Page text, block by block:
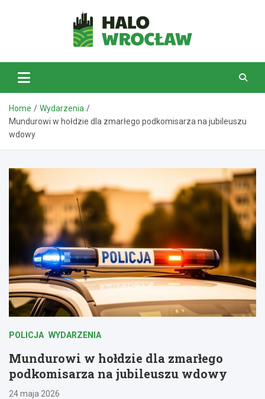
HaloWrocław.pl
Home
Wydarzenia
Mundurowi w hołdzie dla zmarłego podkomisarza na jubileuszu
wdowy
POLICJA WYDARZENIA
Mundurowi w hołdzie dla zmarłego
podkomisarza na jubileuszu wdowy
24 maja 2026